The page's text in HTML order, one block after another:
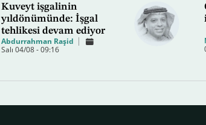
Kuveyt işgalinin
yıldönümünde: İşgal
tehlikesi devam ediyor
Abdurrahman Raşid
Salı 04/08 - 09:16